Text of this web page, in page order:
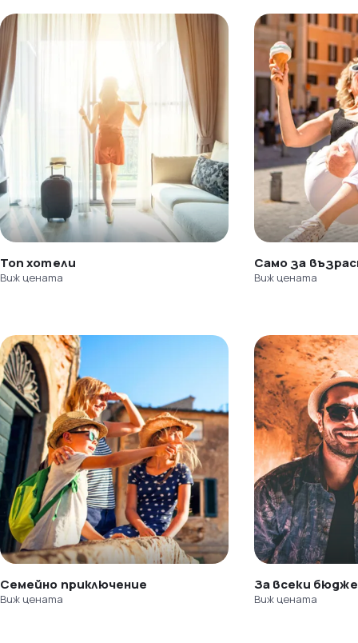
Топ хотели
Виж цената
Само за
Виж цената
Семейно приключение
Виж цената
За всеки
Виж цената